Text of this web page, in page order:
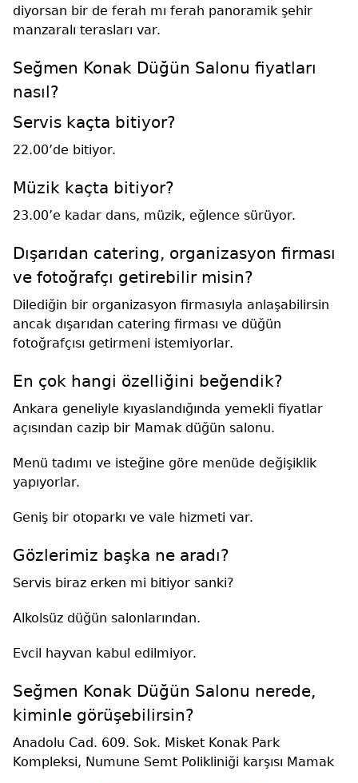
diyorsan bir de ferah mı ferah panoramik şehir
manzaralı terasları var.
Seğmen Konak Düğün Salonu fiyatları
nasıl?
Servis kaçta bitiyor?
22.00’de bitiyor.
Müzik kaçta bitiyor?
23.00’e kadar dans, müzik, eğlence sürüyor.
Dışarıdan catering, organizasyon firması
ve fotoğrafçı getirebilir misin?
Dilediğin bir organizasyon firmasıyla anlaşabilirsin
ancak dışarıdan catering firması ve düğün
fotoğrafçısı getirmeni istemiyorlar.
En çok hangi özelliğini beğendik?
Ankara geneliyle kıyaslandığında yemekli fiyatlar
açısından cazip bir Mamak düğün salonu.
Menü tadımı ve isteğine göre menüde değişiklik
yapıyorlar.
Geniş bir otoparkı ve vale hizmeti var.
Gözlerimiz başka ne aradı?
Servis biraz erken mi bitiyor sanki?
Alkolsüz düğün salonlarından.
Evcil hayvan kabul edilmiyor.
Seğmen Konak Düğün Salonu nerede,
kiminle görüşebilirsin?
Anadolu Cad. 609. Sok. Misket Konak Park
Kompleksi, Numune Semt Polikliniği karşısı Mamak